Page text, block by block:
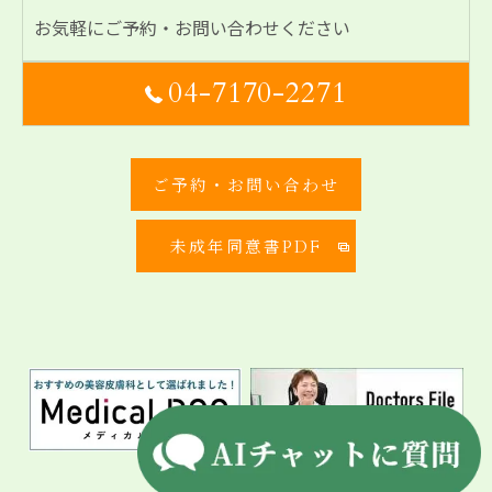
お気軽にご予約・お問い合わせください
04-7170-2271
ご予約・お問い合わせ
未成年同意書PDF